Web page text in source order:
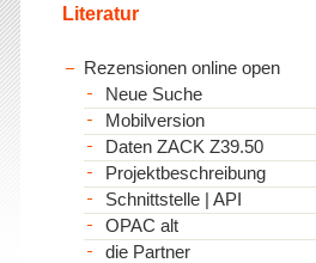
Literatur
Rezensionen online open
Neue Suche
Mobilversion
Daten ZACK Z39.50
Projektbeschreibung
Schnittstelle | API
OPAC alt
die Partner